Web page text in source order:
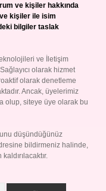
ve kişiler hakkında
kişiler ile isim
bilgiler taslak
ve İletişim
olarak hizmet
olarak denetleme
Ancak, üyelerimiz
olup, siteye üye olarak bu
düşündüğünüz
bildirmeniz halinde,